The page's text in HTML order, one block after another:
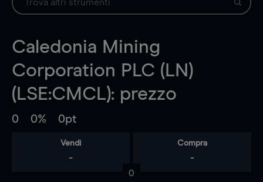
Caledonia Mining
Corporation PLC (LN)
(LSE:CMCL): prezzo
0 0% 0pt
Vendi
-
Compra
-
0